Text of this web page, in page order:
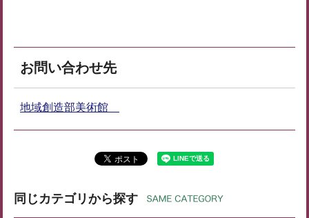
お問い合わせ先
地域創造部美術館
同じカテゴリから探す